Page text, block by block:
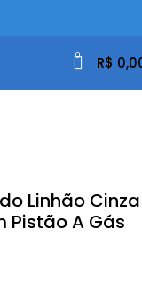
0 R$
Linhão Cinza
Pistão A Gás